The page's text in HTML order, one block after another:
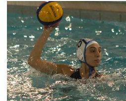
WATERPOLO
FEMENINO
–
LIGA
NACIONAL
–
FECHA
4